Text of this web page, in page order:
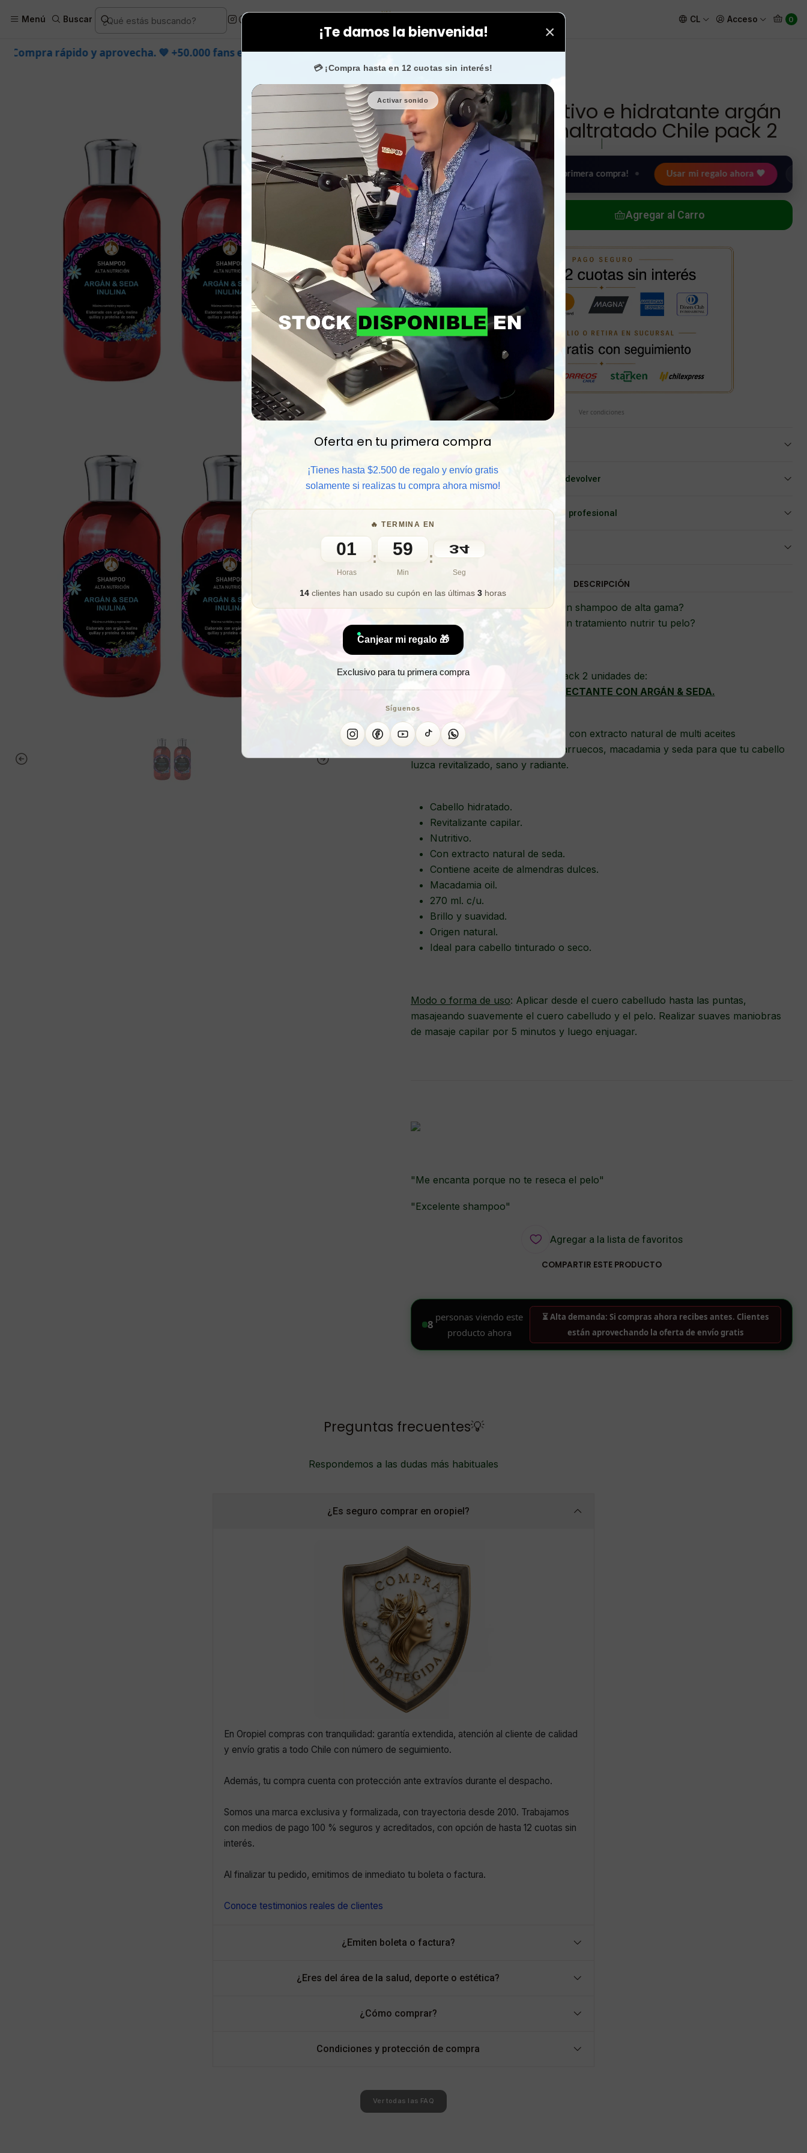
¡Te damos la bienvenida! ×
💳 ¡Compra hasta en 12 cuotas sin interés!
Activar sonido
Oferta en tu primera compra
¡Tienes hasta $2.500 de regalo y envío gratis
solamente si realizas tu compra ahora mismo!
🔥 TERMINA EN
01
Horas
: 59
Min
: 32
Seg
14 clientes han usado su cupón en las últimas 3 horas
Canjear mi regalo 🎁
Exclusivo para tu primera compra
Síguenos
Menú Buscar CL Acceso 0
Productos específicos Hombres Shampoo nutritivo e hidratante argán puro cabello maltratado Chile pack 2
💙 +50.000 fans en Instagramconfían en nosotros.
Shampoo nutritivo e hidratante argán
puro cabello maltratado Chile pack 2
🎉 Bienvenid@ 🔥 ¡Hasta$2.500 de regalo en tu primera compra! • Usar mi regalo ahora 🖤 🎉
Cantidad
Agregar al Carro
Ver condiciones
📦 Comprar al por mayor
⏰ Garantía 8 meses para cambiar o devolver
🧑‍💼 Atención al cliente y/o Asesoría profesional
🎁 Lo quiero para regalo
DESCRIPCIÓN
¿Buscas un shampoo de alta gama?
¿Necesitas un tratamiento nutrir tu pelo?
Pack 2 unidades de:
SHAMPOO HUMECTANTE CON ARGÁN & SEDA.
Maravilloso shampoo humectante con extracto natural de multi aceites
beneficiosos como el argán de marruecos, macadamia y seda para que tu cabello
luzca revitalizado, sano y radiante.
Cabello hidratado.
Revitalizante capilar.
Nutritivo.
Con extracto natural de seda.
Contiene aceite de almendras dulces.
Macadamia oil.
270 ml. c/u.
Brillo y suavidad.
Origen natural.
Ideal para cabello tinturado o seco.
Modo o forma de uso: Aplicar desde el cuero cabelludo hasta las puntas,
masajeando suavemente el cuero cabelludo y el pelo. Realizar suaves maniobras
de masaje capilar por 5 minutos y luego enjuagar.
"Me encanta porque no te reseca el pelo"
"Excelente shampoo"
Agregar a la lista de favoritos
COMPARTIR ESTE PRODUCTO
Preguntas frecuentes💡
Respondemos a las dudas más habituales
¿Es seguro comprar en oropiel?
En Oropiel compras con tranquilidad: garantía extendida, atención al cliente de calidad
y envío gratis a todo Chile con número de seguimiento.
Además, tu compra cuenta con protección ante extravíos durante el despacho.
Somos una marca exclusiva y formalizada, con trayectoria desde 2010. Trabajamos
con medios de pago 100 % seguros y acreditados, con opción de hasta 12 cuotas sin
interés.
Al finalizar tu pedido, emitimos de inmediato tu boleta o factura.
Conoce testimonios reales de clientes
¿Emiten boleta o factura?
¿Eres del área de la salud, deporte o estética?
¿Cómo comprar?
Condiciones y protección de compra
Ver todas las FAQ